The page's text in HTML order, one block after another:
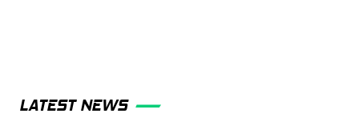
LATEST NEWS